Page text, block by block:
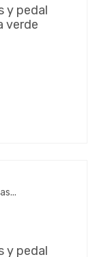
y pedal
verde
y pedal